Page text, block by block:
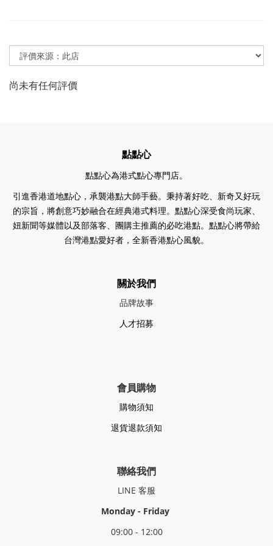
尚未有任何評價
點點心
點點心為港式點心專門店。
引進香港道地點心，承襲港點大師手藝。 秉持著好吃、新奇又好玩
的宗旨，將創意巧妙融合在經典港式料理。點點心深受食尚玩家、
妞新聞等媒體以及部落客、團購主推薦的必吃港點。 點點心將帶給
台灣港點愛好者，全新香港點心風貌。
關於我們
品牌故事
人才招募
會員購物
購物須知
退貨退款須知
聯絡我們
LINE 客服
Monday - Friday
09:00 - 12:00